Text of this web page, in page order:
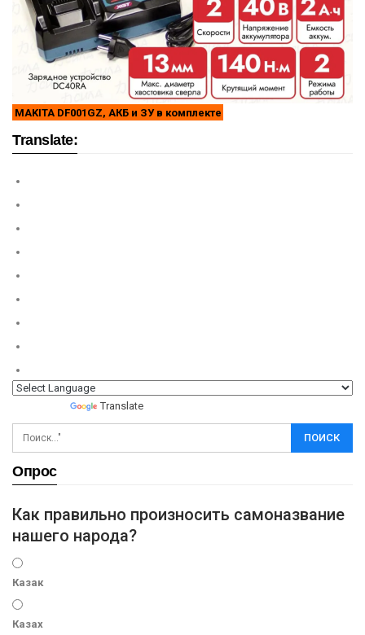
MAKITA DF001GZ, АКБ и ЗУ в комплекте
Translate:
Translate
Опрос
Как правильно произносить самоназвание
нашего народа?
Казак
Казах